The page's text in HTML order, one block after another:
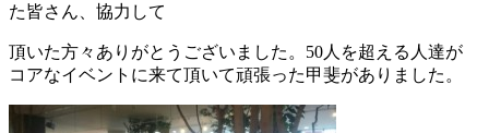
た皆さん、協力して
頂いた方々ありがとうございました。50人を超える人達が
コアなイベントに来て頂いて頑張った甲斐がありました。